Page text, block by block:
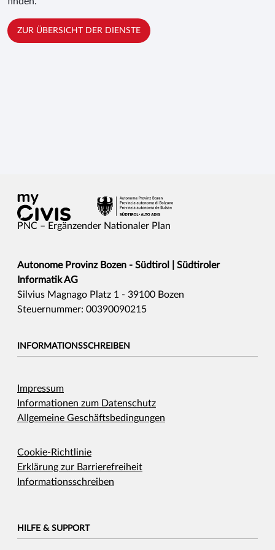
ZUR ÜBERSICHT DER DIENSTE
PNC – Ergänzender Nationaler Plan
Autonome Provinz Bozen - Südtirol | Südtiroler
Informatik AG
Silvius Magnago Platz 1 - 39100 Bozen
Steuernummer: 00390090215
INFORMATIONSSCHREIBEN
Impressum
Informationen zum Datenschutz
Allgemeine Geschäftsbedingungen
Cookie-Richtlinie
Erklärung zur Barrierefreiheit
Informationsschreiben
HILFE & SUPPORT